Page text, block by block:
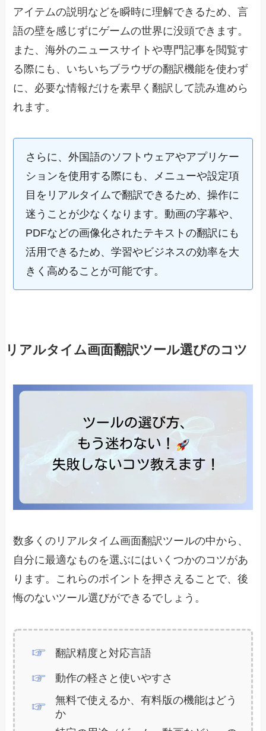
アイテムの説明などを瞬時に理解できるため、言
語の壁を感じずにゲームの世界に没頭できます。
また、海外のニュースサイトや専門記事を閲覧す
る際にも、いちいちブラウザの翻訳機能を使わず
に、必要な情報だけを素早く翻訳して読み進めら
れます。
さらに、外国語のソフトウェアやアプリケー
ションを使用する際にも、メニューや設定項
目をリアルタイムで翻訳できるため、操作に
迷うことが少なくなります。動画の字幕や、
PDFなどの画像化されたテキストの翻訳にも
活用できるため、学習やビジネスの効率を大
きく高めることが可能です。
リアルタイム画面翻訳ツール選びのコツ
数多くのリアルタイム画面翻訳ツールの中から、
自分に最適なものを選ぶにはいくつかのコツがあ
ります。これらのポイントを押さえることで、後
悔のないツール選びができるでしょう。
翻訳精度と対応言語
動作の軽さと使いやすさ
無料で使えるか、有料版の機能はどう
か